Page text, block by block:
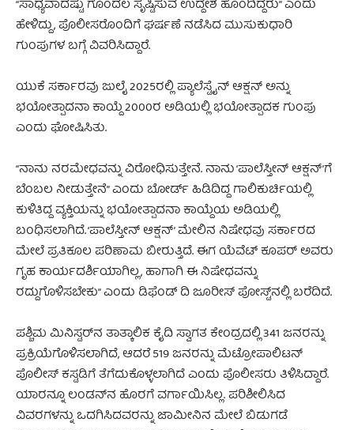
“ಸಾಧ್ಯವಾದಷ್ಟು ಗೊಂದಲ ಸೃಷ್ಟಿಸುವ ಉದ್ದೇಶ ಹೊಂದಿದ್ದರು” ಎಂದು
ಹೇಳಿದ್ದು, ಪೊಲೀಸರೊಂದಿಗೆ ಘರ್ಷಣೆ ನಡೆಸಿದ ಮುಸುಕುಧಾರಿ
ಗುಂಪುಗಳ ಬಗ್ಗೆ ವಿವರಿಸಿದ್ದಾರೆ.
ಯುಕೆ ಸರ್ಕಾರವು ಜುಲೈ 2025ರಲ್ಲಿ ಪ್ಯಾಲೆಸ್ಟೈನ್ ಆಕ್ಷನ್ ಅನ್ನು
ಭಯೋತ್ಪಾದನಾ ಕಾಯ್ದೆ 2000ರ ಅಡಿಯಲ್ಲಿ ಭಯೋತ್ಪಾದಕ ಗುಂಪು
ಎಂದು ಘೋಷಿಸಿತು.
“ನಾನು ನರಮೇಧವನ್ನು ವಿರೋಧಿಸುತ್ತೇನೆ. ನಾನು‘ಪಾಲೆಸ್ತೀನ್ ಆಕ್ಷನ್’ಗೆ
ಬೆಂಬಲ ನೀಡುತ್ತೇನೆ” ಎಂದು ಬೋರ್ಡ್ ಹಿಡಿದಿದ್ದ ಗಾಲಿಕುರ್ಚಿಯಲ್ಲಿ
ಕುಳಿತಿದ್ದ ವ್ಯಕ್ತಿಯನ್ನು ಭಯೋತ್ಪಾದನಾ ಕಾಯ್ದೆಯ ಅಡಿಯಲ್ಲಿ
ಬಂಧಿಸಲಾಗಿದೆ.‘ಪಾಲೆಸ್ತೀನ್ ಆಕ್ಷನ್’ಮೇಲಿನ ನಿಷೇಧವು ಸರ್ಕಾರದ
ಮೇಲೆ ಪ್ರತಿಕೂಲ ಪರಿಣಾಮ ಬೀರುತ್ತಿದೆ. ಈಗ ಯೆವೆಟ್ ಕೂಪರ್ ಅವರು
ಗೃಹ ಕಾರ್ಯದರ್ಶಿಯಾಗಿಲ್ಲ, ಹಾಗಾಗಿ ಈ ನಿಷೇಧವನ್ನು
ರದ್ದುಗೊಳಿಸಬೇಕು” ಎಂದು ಡಿಫೆಂಡ್ ದಿ ಜೂರೀಸ್ ಪೋಸ್ಟ್‌ನಲ್ಲಿ ಬರೆದಿದೆ.
ಪಶ್ಚಿಮ ಮಿನಿಸ್ಟರ್‌ನ ತಾತ್ಕಾಲಿಕ ಕೈದಿ ಸ್ವಾಗತ ಕೇಂದ್ರದಲ್ಲಿ 341 ಜನರನ್ನು
ಪ್ರಕ್ರಿಯೆಗೊಳಿಸಲಾಗಿದೆ, ಆದರೆ 519 ಜನರನ್ನು ಮೆಟ್ರೋಪಾಲಿಟನ್
ಪೊಲೀಸ್ ಕಸ್ಟಡಿಗೆ ತೆಗೆದುಕೊಳ್ಳಲಾಗಿದೆ ಎಂದು ಪೊಲೀಸರು ತಿಳಿಸಿದ್ದಾರೆ.
ಯಾರನ್ನೂ ಲಂಡನ್‌ನ ಹೊರಗೆ ವರ್ಗಾಯಿಸಿಲ್ಲ. ಪರಿಶೀಲಿಸಿದ
ವಿವರಗಳನ್ನು ಒದಗಿಸಿದವರನ್ನು ಜಾಮೀನಿನ ಮೇಲೆ ಬಿಡುಗಡೆ